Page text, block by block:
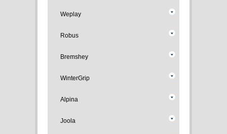
Weplay
Robus
Bremshey
WinterGrip
Alpina
Joola